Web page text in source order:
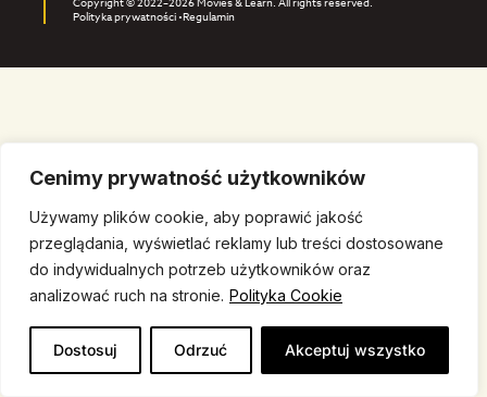
Cenimy prywatność użytkowników
Używamy plików cookie, aby poprawić jakość
przeglądania, wyświetlać reklamy lub treści dostosowane
do indywidualnych potrzeb użytkowników oraz
analizować ruch na stronie. Polityka Cookie
Dostosuj Odrzuć Akceptuj wszystko
Polityka prywatności •Regulamin